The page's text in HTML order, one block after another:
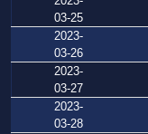
03-25
2023-
03-26
2023-
03-27
2023-
03-28